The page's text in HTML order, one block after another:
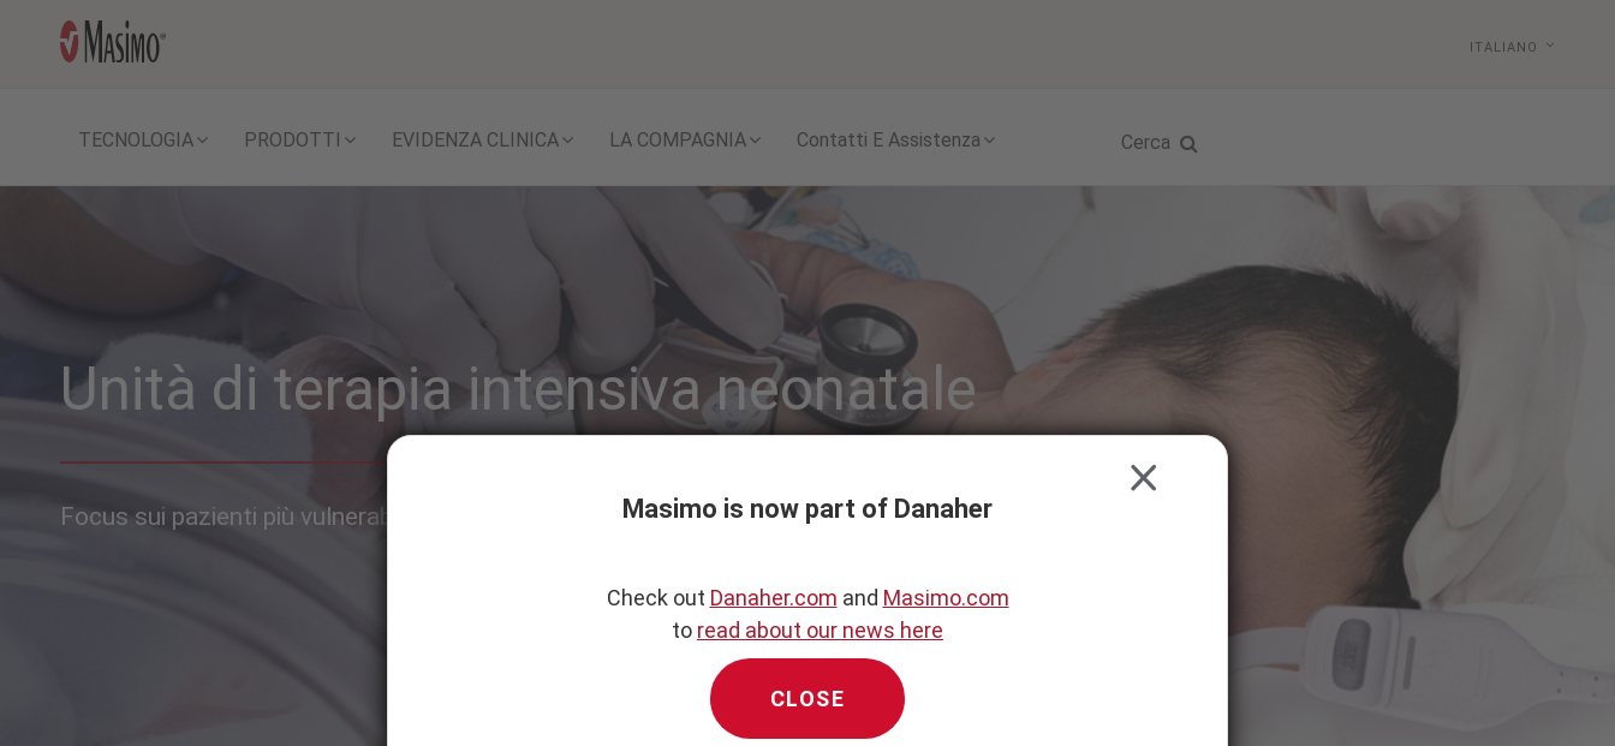
ITALIANO
TECNOLOGIA PRODOTTI EVIDENZA CLINICA LA COMPAGNIA Contatti E Assistenza Cerca
Unità di terapia intensiva neonatale
Focus sui pazienti più vulnerabili Masimo is now part of Danaher
CLOSE
Check out Danaher.com and Masimo.com
to read about our news here
CLOSE